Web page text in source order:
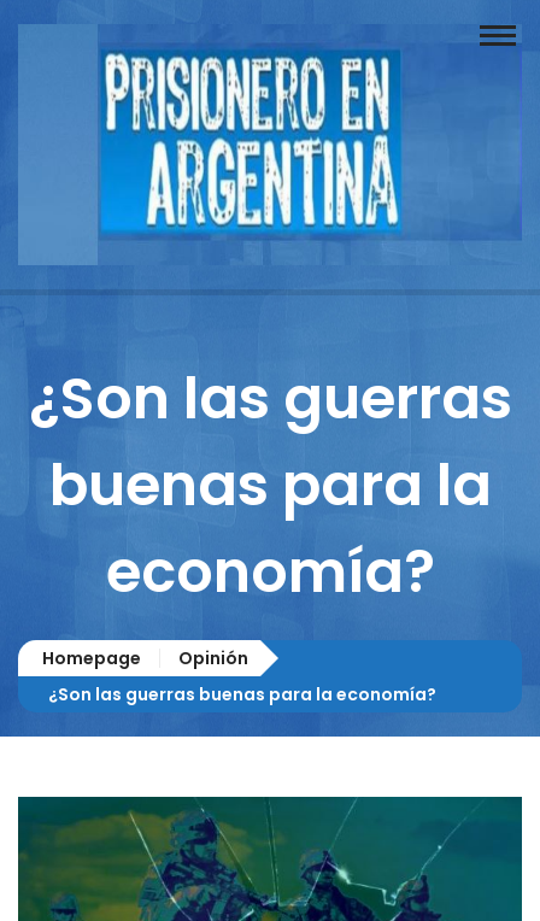
Buscador
Documentos
Reportajes
Columnistas
¿Son las guerras
buenas para la
economía?
Homepage
Opinión
¿Son las guerras buenas para la economía?